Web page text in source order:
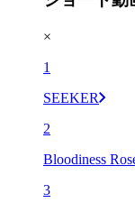
×
1
SEEKER
2
Bloodiness
3